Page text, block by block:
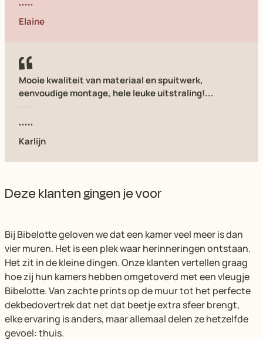
Elaine
Mooie kwaliteit van materiaal en spuitwerk,
eenvoudige montage, hele leuke uitstraling!...
Karlijn
Deze klanten gingen je voor
Bij Bibelotte geloven we dat een kamer veel meer is dan
vier muren. Het is een plek waar herinneringen ontstaan.
Het zit in de kleine dingen. Onze klanten vertellen graag
hoe zij hun kamers hebben omgetoverd met een vleugje
Bibelotte. Van zachte prints op de muur tot het perfecte
dekbedovertrek dat net dat beetje extra sfeer brengt,
elke ervaring is anders, maar allemaal delen ze hetzelfde
gevoel: thuis.